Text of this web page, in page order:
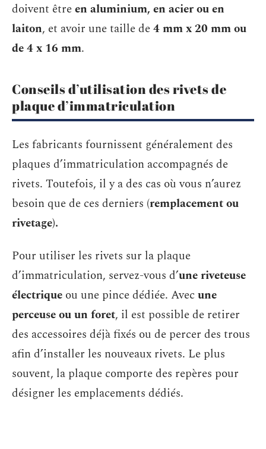
doivent êtreen aluminium, en acier ou en
laiton, et avoir une taille de4 mm x 20 mm ou
de 4 x 16 mm.
Conseils d’utilisation des rivets de
plaque d’immatriculation
Les fabricants fournissent généralement des
plaques d’immatriculation accompagnés de
rivets. Toutefois, il y a des cas où vous n’aurez
besoin que de ces derniers (remplacement ou
rivetage).
Pour utiliser les rivets sur la plaque
d’immatriculation, servez-vous d’une riveteuse
électrique ou une pince dédiée. Avecune
perceuse ou un foret, il est possible de retirer
des accessoires déjà fixés ou de percer des trous
afin d’installer les nouveaux rivets. Le plus
souvent, la plaque comporte des repères pour
désigner les emplacements dédiés.